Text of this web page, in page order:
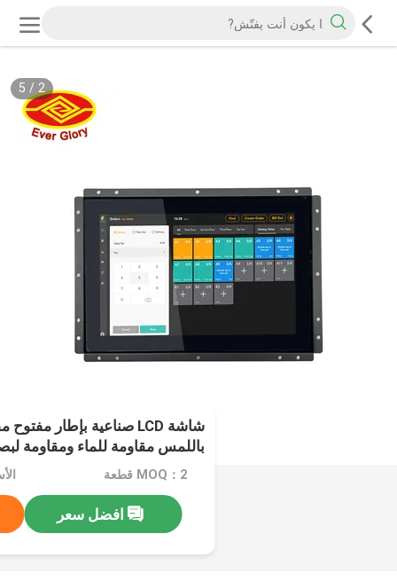
2
/
5
باللمس مقاومة للماء ومقاومة
MOQ：2 قطعة
افضل سعر